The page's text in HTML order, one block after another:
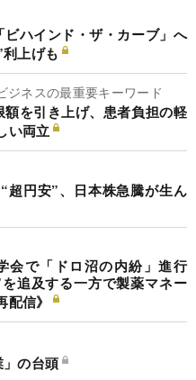
ハインド・ザ・カーブ」へ
上げも
ジネスの最重要キーワード
額を引き上げ、患者負担の軽
い両立
超円安”、日本株急騰が生ん
会で「ドロ沼の内紛」進行
追及する一方で製薬マネー
信》
の台頭